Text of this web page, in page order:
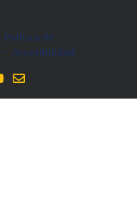
Politica de
- Accesibilidad